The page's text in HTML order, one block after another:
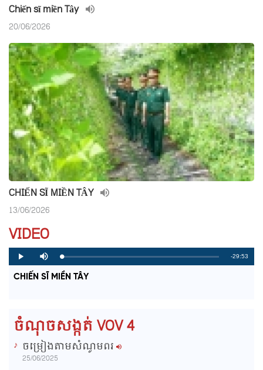
Chiến sĩ miền Tây
20/06/2026
CHIẾN SĨ MIỀN TÂY
13/06/2026
VIDEO
P
l
y
M
u
e
L
o
a
d
P
r
o
g
R
-29:53
CHIẾN SĨ MIỀN TÂY
ចំណុចសង្កត់ VOV 4
ចម្រៀងតាមសំណូមពរ
25/06/2025